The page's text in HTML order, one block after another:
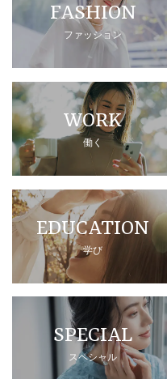
FASHION
ファッション
WORK
働く
EDUCATION
学び
SPECIAL
スペシャル